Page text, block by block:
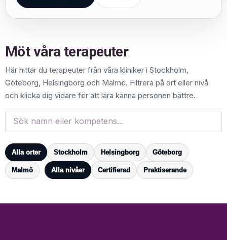
Möt våra terapeuter
Här hittar du terapeuter från våra kliniker i Stockholm,
Göteborg, Helsingborg och Malmö. Filtrera på ort eller nivå
och klicka dig vidare för att lära känna personen bättre.
Alla orter Stockholm Helsingborg Göteborg
Malmö Alla nivåer Certifierad Praktiserande